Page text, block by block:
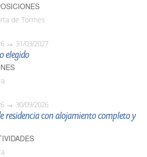
de Tormes
31/03/2027
elegido
30/09/2026
residencia con alojamiento completo y